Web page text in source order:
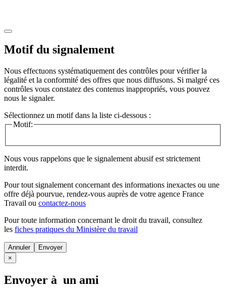
Motif du signalement
Nous effectuons systématiquement des contrôles pour vérifier la
légalité et la conformité des offres que nous diffusons. Si malgré ces
contrôles vous constatez des contenus inappropriés, vous pouvez
nous le signaler.
Sélectionnez un motif dans la liste ci-dessous :
Motif:
Nous vous rappelons que le signalement abusif est strictement
interdit.
Pour tout signalement concernant des informations inexactes ou une
offre déjà pourvue, rendez-vous auprès de votre agence France
Travail ou contactez-nous
Pour toute information concernant le droit du travail, consultez
les fiches pratiques du Ministère du travail
Annuler
×
Envoyer à un ami